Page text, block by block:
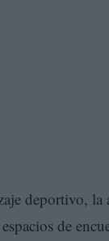
deportivo, la
de